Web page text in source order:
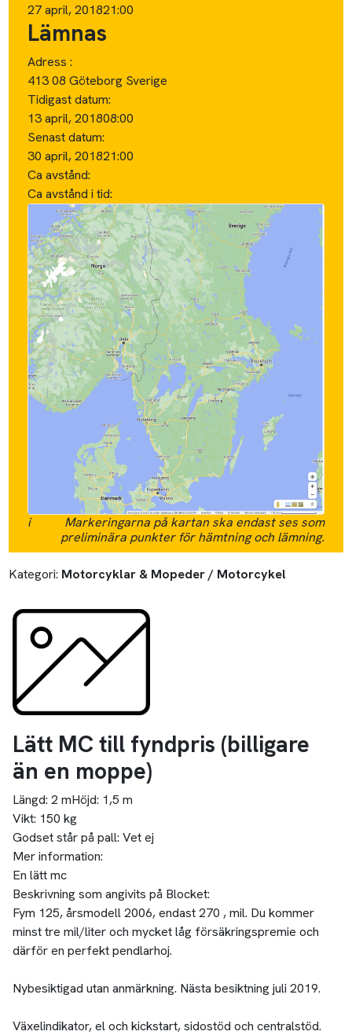
27 april, 201821:00
Lämnas
Adress :
413 08 Göteborg Sverige
Tidigast datum:
13 april, 201808:00
Senast datum:
30 april, 201821:00
Ca avstånd:
Ca avstånd i tid:
i
Markeringarna på kartan ska endast ses som
preliminära punkter för hämtning och lämning.
Kategori: Motorcyklar & Mopeder / Motorcykel
Lätt MC till fyndpris (billigare
än en moppe)
Längd: 2 mHöjd: 1,5 m
Vikt: 150 kg
Godset står på pall: Vet ej
Mer information:
En lätt mc
Beskrivning som angivits på Blocket:
Fym 125, årsmodell 2006, endast 270 , mil. Du kommer
minst tre mil/liter och mycket låg försäkringspremie och
därför en perfekt pendlarhoj.
Nybesiktigad utan anmärkning. Nästa besiktning juli 2019.
Växelindikator, el och kickstart, sidostöd och centralstöd.